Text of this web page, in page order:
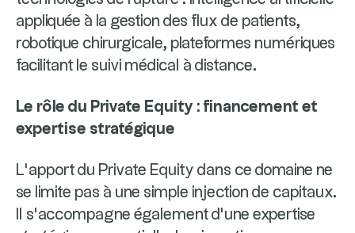
appliquée à la gestion des flux de patients,
robotique chirurgicale, plateformes numériques
facilitant le suivi médical à distance.
Le rôle du Private Equity : financement et
expertise stratégique
L’apport du Private Equity dans ce domaine ne
se limite pas à une simple injection de capitaux.
Il s’accompagne également d’une expertise